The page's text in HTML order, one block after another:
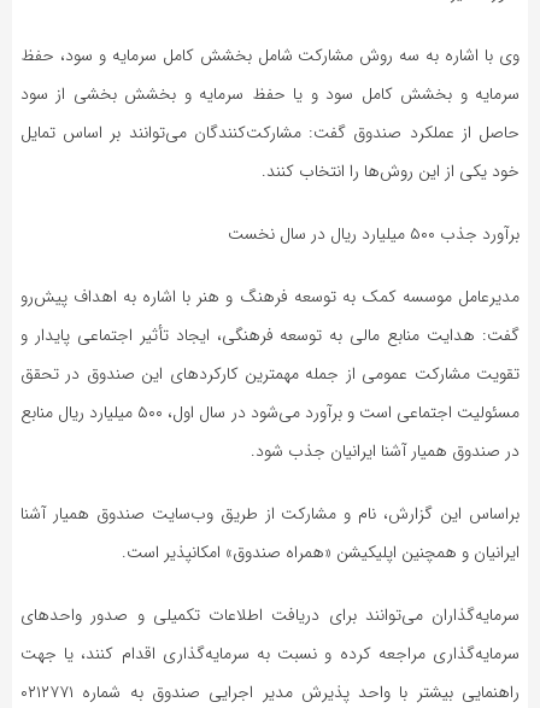
وی با اشاره به سه روش مشارکت شامل بخشش کامل سرمایه و سود، حفظ
سرمایه و بخشش کامل سود و یا حفظ سرمایه و بخشش بخشی از سود
حاصل از عملکرد صندوق گفت: مشارکت‌کنندگان می‌توانند بر اساس تمایل
خود یکی از این روش‌ها را انتخاب کنند.
برآورد جذب ۵۰۰ میلیارد ریال در سال نخست
مدیرعامل موسسه کمک به توسعه فرهنگ و هنر با اشاره به اهداف پیش‌رو
گفت: هدایت منابع مالی به توسعه فرهنگی، ایجاد تأثیر اجتماعی پایدار و
تقویت مشارکت عمومی از جمله مهمترین کارکردهای این صندوق در تحقق
مسئولیت اجتماعی است و برآورد می‌شود در سال اول، ۵۰۰ میلیارد ریال منابع
در صندوق همیار آشنا ایرانیان جذب شود.
براساس این گزارش، ‌نام و مشارکت از طریق وب‌سایت صندوق همیار آشنا
ایرانیان و همچنین اپلیکیشن «همراه صندوق» امکانپذیر است.
سرمایه‌گذاران می‌توانند برای دریافت اطلاعات تکمیلی و صدور واحدهای
سرمایه‌گذاری مراجعه کرده و نسبت به سرمایه‌گذاری اقدام کنند، یا جهت
راهنمایی بیشتر با واحد پذیرش مدیر اجرایی صندوق به شماره ۰۲۱۲۷۷۱